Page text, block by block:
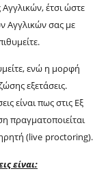
έτσι ώστε
Αγγλικών σας με
ενώ η μορφή
εξετάσεις.
είναι πως στις Εξ
πραγματοποιείται
(live proctoring).
είναι: